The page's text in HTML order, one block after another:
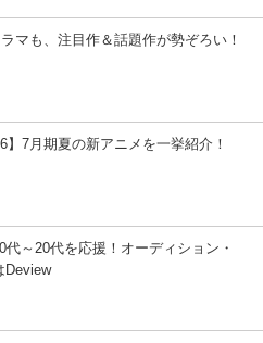
マも、注目作＆話題作が勢ぞろい！
】7月期夏の新アニメを一挙紹介！
代～20代を応援！オーディション・
Deview